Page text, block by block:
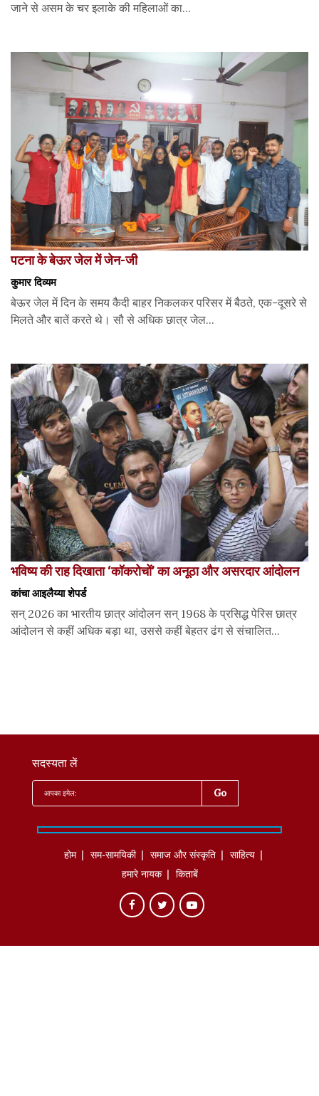
जाने से असम के चर इलाके की महिलाओं का...
पटना के बेऊर जेल में जेन-जी
कुमार दिव्यम
बेऊर जेल में दिन के समय कैदी बाहर निकलकर परिसर में बैठते, एक-दूसरे से
मिलते और बातें करते थे। सौ से अधिक छात्र जेल...
भविष्य की राह दिखाता ‘कॉकरोचों’ का अनूठा और असरदार आंदोलन
कांचा आइलैय्या शेपर्ड
सन् 2026 का भारतीय छात्र आंदोलन सन् 1968 के प्रसिद्ध पेरिस छात्र
आंदोलन से कहीं अधिक बड़ा था, उससे कहीं बेहतर ढंग से संचालित...
सदस्यता लें
होम सम-सामयिकी समाज और संस्कृति
साहित्‍य
हमारे नायक
किताबें